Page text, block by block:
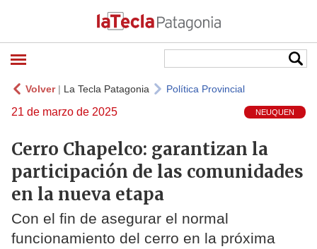
Volver| La Tecla Patagonia Política Provincial
21 de marzo de 2025 NEUQUEN
Cerro Chapelco: garantizan la
participación de las comunidades
en la nueva etapa
Con el fin de asegurar el normal
funcionamiento del cerro en la próxima